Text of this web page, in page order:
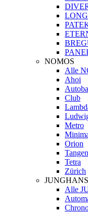
NOMOS
Alle
Ahoi
Club
Metro
Orion
Tetra
Zürich
Alle